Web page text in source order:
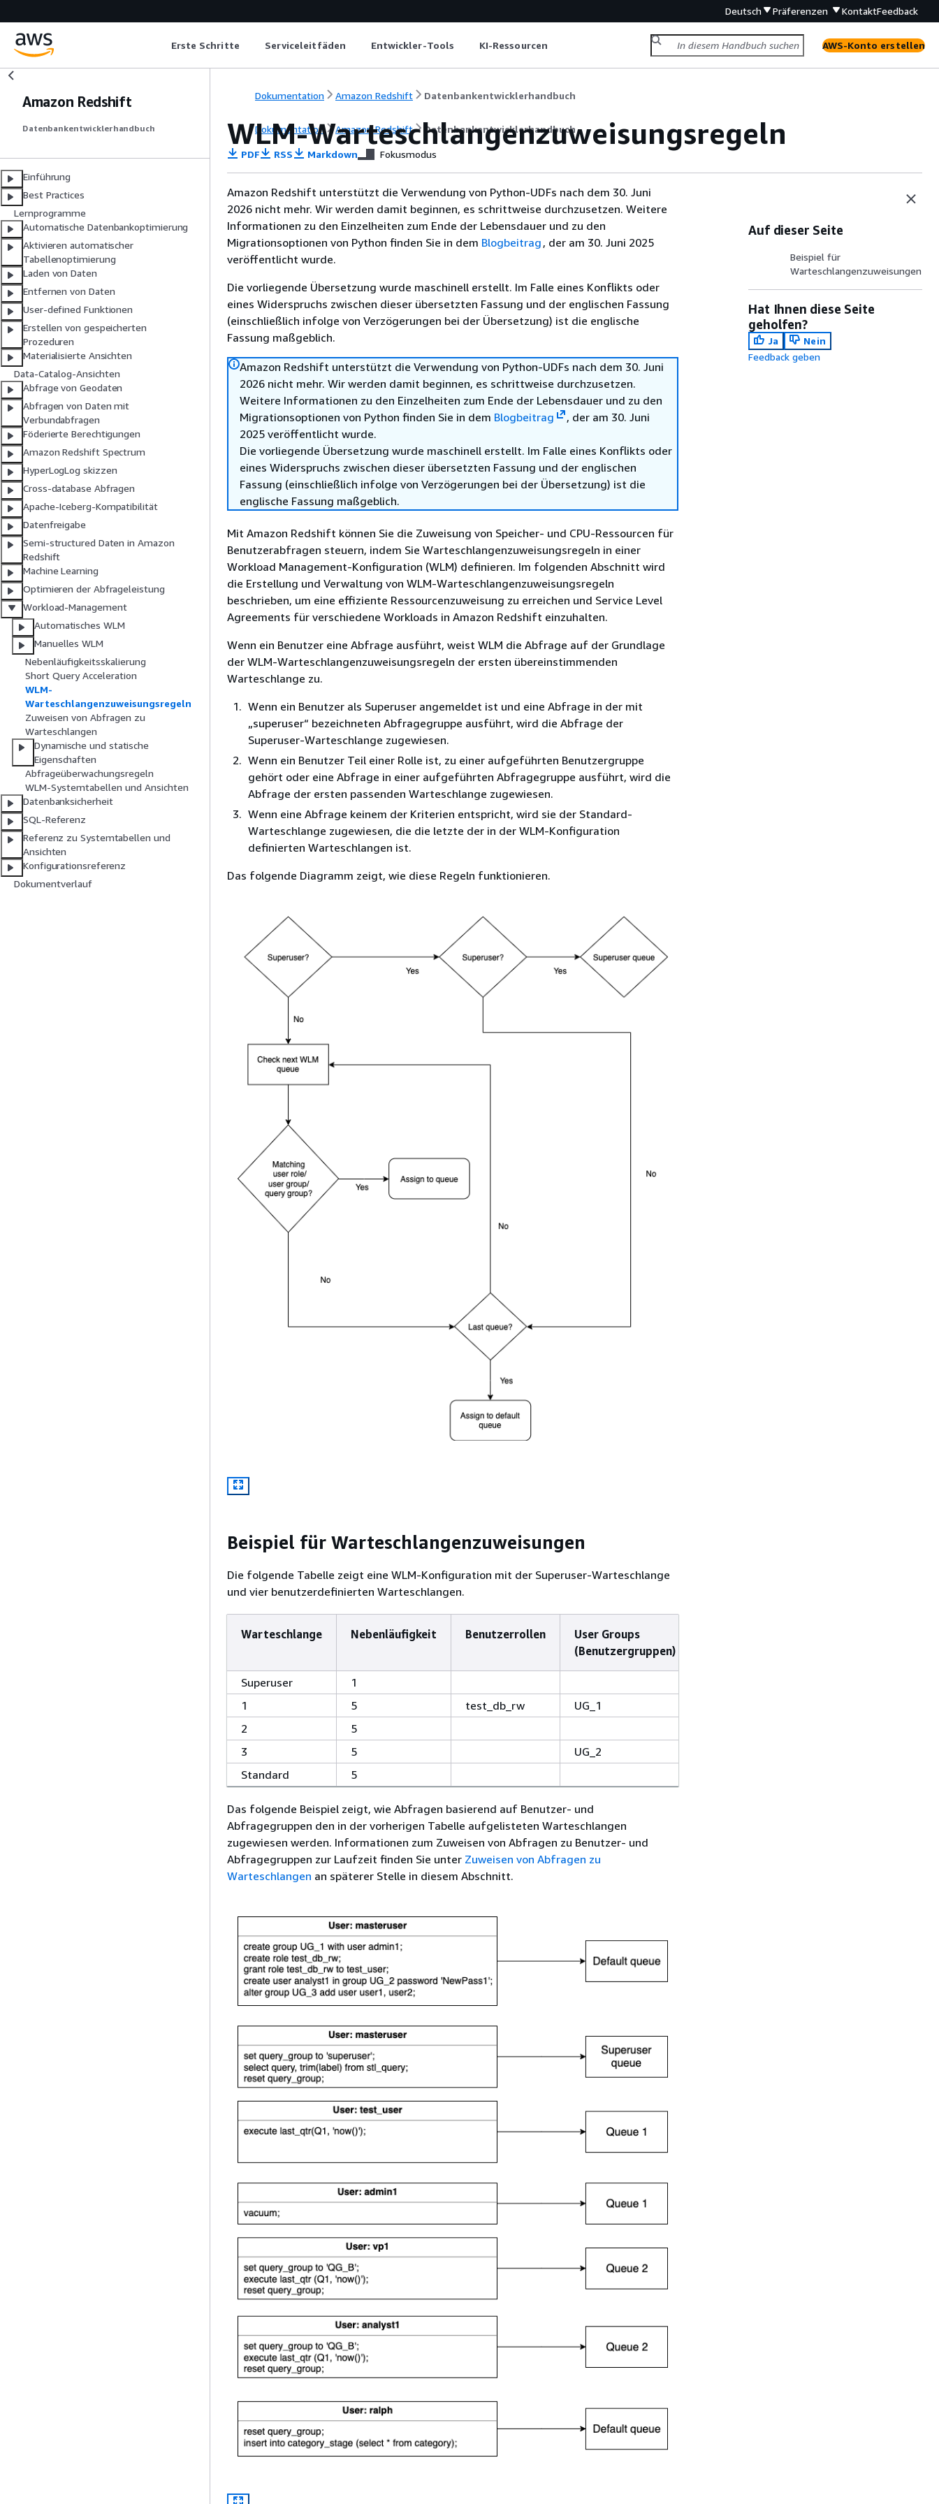
Deutsch Präferenzen KontaktFeedback
Erste Schritte Serviceleitfäden Entwickler-Tools KI-Ressourcen AWS-Konto erstellen
Amazon Redshift
Datenbankentwicklerhandbuch
Einführung
Best Practices
Lernprogramme
Automatische Datenbankoptimierung
Aktivieren automatischer
Tabellenoptimierung
Laden von Daten
Entfernen von Daten
User-defined Funktionen
Erstellen von gespeicherten
Prozeduren
Materialisierte Ansichten
Data-Catalog-Ansichten
Abfrage von Geodaten
Abfragen von Daten mit
Verbundabfragen
Föderierte Berechtigungen
Amazon Redshift Spectrum
HyperLogLog skizzen
Cross-database Abfragen
Apache-Iceberg-Kompatibilität
Datenfreigabe
Semi-structured Daten in Amazon
Redshift
Machine Learning
Optimieren der Abfrageleistung
Workload-Management
Automatisches WLM
Manuelles WLM
Nebenläufigkeitsskalierung
Short Query Acceleration
WLM-
Warteschlangenzuweisungsregeln
Zuweisen von Abfragen zu
Warteschlangen
Dynamische und statische
Eigenschaften
Abfrageüberwachungsregeln
WLM-Systemtabellen und Ansichten
Datenbanksicherheit
SQL-Referenz
Referenz zu Systemtabellen und
Ansichten
Konfigurationsreferenz
Dokumentverlauf
Dokumentation Amazon Redshift Datenbankentwicklerhandbuch
Dokumentation Amazon Redshift Datenbankentwicklerhandbuch
WLM-Warteschlangenzuweisungsregeln
PDF RSS Markdown Fokusmodus
Amazon Redshift unterstützt die Verwendung von Python-UDFs nach dem 30. Juni
2026 nicht mehr. Wir werden damit beginnen, es schrittweise durchzusetzen. Weitere
Informationen zu den Einzelheiten zum Ende der Lebensdauer und zu den
Migrationsoptionen von Python finden Sie in dem Blogbeitrag , der am 30. Juni 2025
veröffentlicht wurde.
Die vorliegende Übersetzung wurde maschinell erstellt. Im Falle eines Konflikts oder
eines Widerspruchs zwischen dieser übersetzten Fassung und der englischen Fassung
(einschließlich infolge von Verzögerungen bei der Übersetzung) ist die englische
Fassung maßgeblich.
Amazon Redshift unterstützt die Verwendung von Python-UDFs nach dem 30. Juni
2026 nicht mehr. Wir werden damit beginnen, es schrittweise durchzusetzen.
Weitere Informationen zu den Einzelheiten zum Ende der Lebensdauer und zu den
Migrationsoptionen von Python finden Sie in dem Blogbeitrag
, der am 30. Juni
2025 veröffentlicht wurde.
Die vorliegende Übersetzung wurde maschinell erstellt. Im Falle eines Konflikts oder
eines Widerspruchs zwischen dieser übersetzten Fassung und der englischen
Fassung (einschließlich infolge von Verzögerungen bei der Übersetzung) ist die
englische Fassung maßgeblich.
Mit Amazon Redshift können Sie die Zuweisung von Speicher- und CPU-Ressourcen für
Benutzerabfragen steuern, indem Sie Warteschlangenzuweisungsregeln in einer
Workload Management-Konfiguration (WLM) definieren. Im folgenden Abschnitt wird
die Erstellung und Verwaltung von WLM-Warteschlangenzuweisungsregeln
beschrieben, um eine effiziente Ressourcenzuweisung zu erreichen und Service Level
Agreements für verschiedene Workloads in Amazon Redshift einzuhalten.
Wenn ein Benutzer eine Abfrage ausführt, weist WLM die Abfrage auf der Grundlage
der WLM-Warteschlangenzuweisungsregeln der ersten übereinstimmenden
Warteschlange zu.
Wenn ein Benutzer als Superuser angemeldet ist und eine Abfrage in der mit
„superuser“ bezeichneten Abfragegruppe ausführt, wird die Abfrage der
Superuser-Warteschlange zugewiesen.
Wenn ein Benutzer Teil einer Rolle ist, zu einer aufgeführten Benutzergruppe
gehört oder eine Abfrage in einer aufgeführten Abfragegruppe ausführt, wird die
Abfrage der ersten passenden Warteschlange zugewiesen.
Wenn eine Abfrage keinem der Kriterien entspricht, wird sie der Standard-
Warteschlange zugewiesen, die die letzte der in der WLM-Konfiguration
definierten Warteschlangen ist.
Das folgende Diagramm zeigt, wie diese Regeln funktionieren.
Beispiel für Warteschlangenzuweisungen
Die folgende Tabelle zeigt eine WLM-Konfiguration mit der Superuser-Warteschlange
und vier benutzerdefinierten Warteschlangen.
Warteschlange Nebenläufigkeit Benutzerrollen
User Groups
(Benutzergruppen)
Superuser 1
1
5 test_db_rw
UG_1
2
5
3
5 UG_2
Standard
5
Das folgende Beispiel zeigt, wie Abfragen basierend auf Benutzer- und
Abfragegruppen den in der vorherigen Tabelle aufgelisteten Warteschlangen
zugewiesen werden. Informationen zum Zuweisen von Abfragen zu Benutzer- und
Abfragegruppen zur Laufzeit finden Sie unter Zuweisen von Abfragen zu
Warteschlangen an späterer Stelle in diesem Abschnitt.
Auf dieser Seite
Beispiel für
Warteschlangenzuweisungen
Hat Ihnen diese Seite
geholfen?
Ja
Nein
Feedback geben